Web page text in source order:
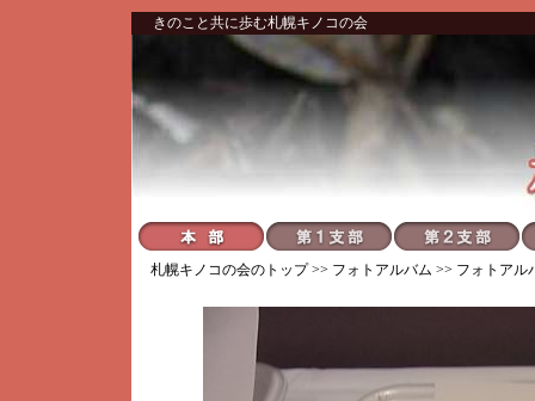
きのこと共に歩む札幌キノコの会
札幌キノコの会のトップ >> フォトアルバム >> フォトアル